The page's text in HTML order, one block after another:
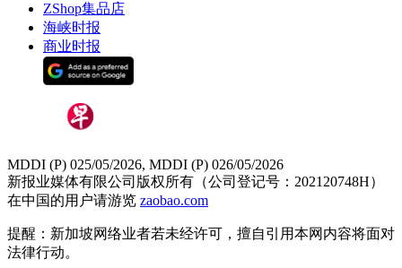
ZShop集品店
海峡时报
商业时报
MDDI (P) 025/05/2026, MDDI (P) 026/05/2026
新报业媒体有限公司版权所有（公司登记号：202120748H）
在中国的用户请游览 zaobao.com
提醒：新加坡网络业者若未经许可，擅自引用本网内容将面对
法律行动。